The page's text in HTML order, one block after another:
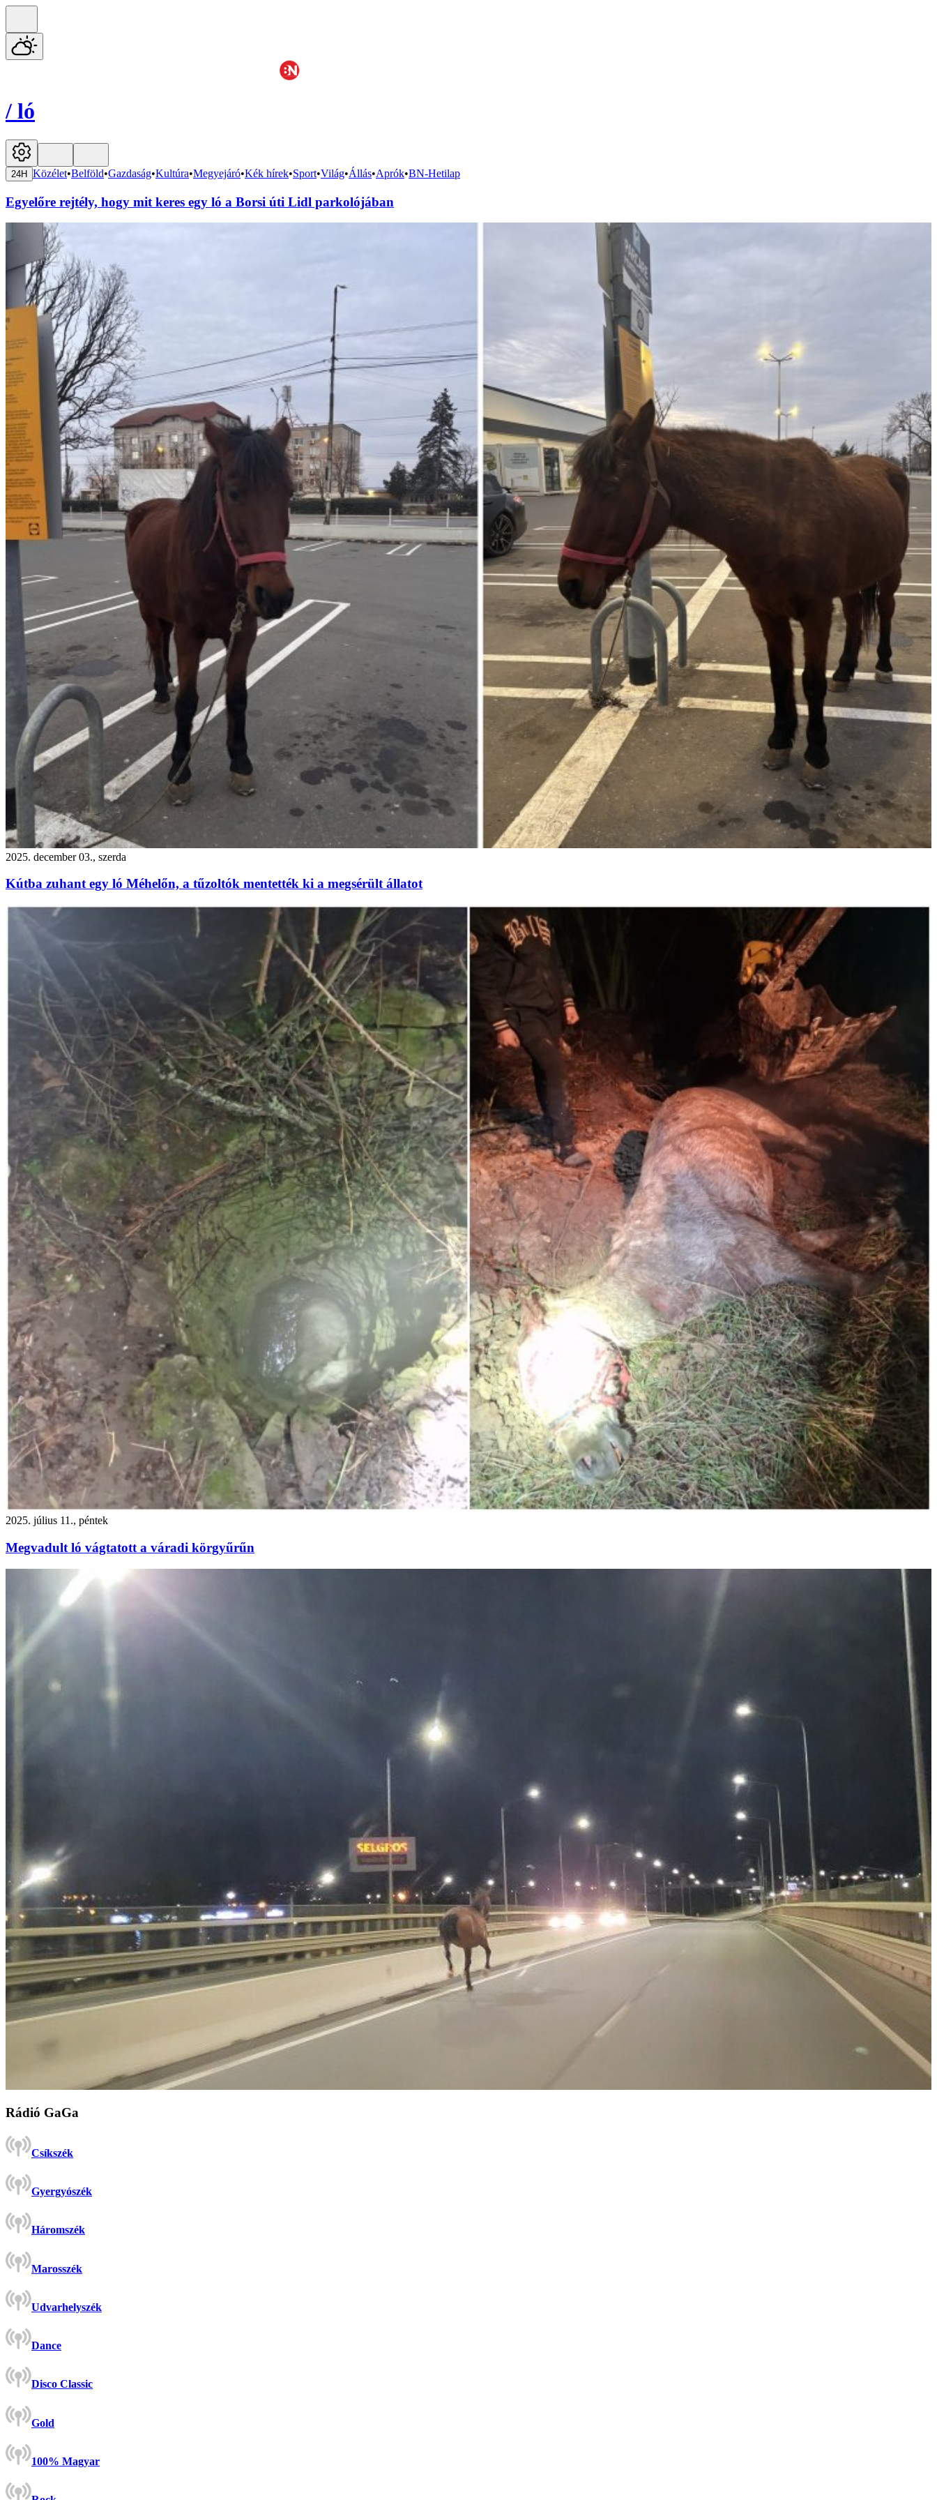
/ ló
24H Közélet•Belföld•Gazdaság•Kultúra•Megyejáró•Kék hírek•Sport•Világ•Állás•Aprók•BN-Hetilap
Egyelőre rejtély, hogy mit keres egy ló a Borsi úti Lidl parkolójában
2025. december 03., szerda
Kútba zuhant egy ló Méhelőn, a tűzoltók mentették ki a megsérült állatot
2025. július 11., péntek
Megvadult ló vágtatott a váradi körgyűrűn
Rádió GaGa
Csíkszék
Gyergyószék
Háromszék
Marosszék
Udvarhelyszék
Dance
Disco Classic
Gold
100% Magyar